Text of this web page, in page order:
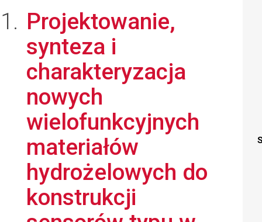
Projektowanie,
synteza i
charakteryzacja
nowych
wielofunkcyjnych
materiałów
hydrożelowych do
konstrukcji